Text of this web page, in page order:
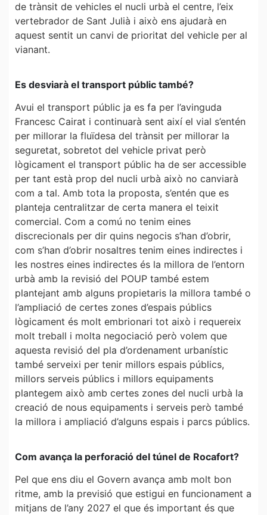
de trànsit de vehicles el nucli urbà el centre, l’eix
vertebrador de Sant Julià i això ens ajudarà en
aquest sentit un canvi de prioritat del vehicle per al
vianant.
Es desviarà el transport públic també?
Avui el transport públic ja es fa per l’avinguda
Francesc Cairat i continuarà sent així el vial s’entén
per millorar la fluïdesa del trànsit per millorar la
seguretat, sobretot del vehicle privat però
lògicament el transport públic ha de ser accessible
per tant està prop del nucli urbà això no canviarà
com a tal. Amb tota la proposta, s’entén que es
planteja centralitzar de certa manera el teixit
comercial. Com a comú no tenim eines
discrecionals per dir quins negocis s’han d’obrir,
com s’han d’obrir nosaltres tenim eines indirectes i
les nostres eines indirectes és la millora de l’entorn
urbà amb la revisió del POUP també estem
plantejant amb alguns propietaris la millora també o
l’ampliació de certes zones d’espais públics
lògicament és molt embrionari tot això i requereix
molt treball i molta negociació però volem que
aquesta revisió del pla d’ordenament urbanístic
també serveixi per tenir millors espais públics,
millors serveis públics i millors equipaments
plantegem això amb certes zones del nucli urbà la
creació de nous equipaments i serveis però també
la millora i ampliació d’alguns espais i parcs públics.
Com avança la perforació del túnel de Rocafort?
Pel que ens diu el Govern avança amb molt bon
ritme, amb la previsió que estigui en funcionament a
mitjans de l’any 2027 el que és important és que